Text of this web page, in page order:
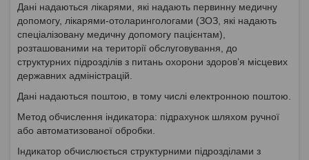
Дані надаються лікарями, які надають первинну медичну
допомогу, лікарями-отоларингологами (ЗОЗ, які надають
спеціалізовану медичну допомогу пацієнтам),
розташованими на території обслуговування, до
структурних підрозділів з питань охорони здоров’я місцевих
державних адміністрацій.
Дані надаються поштою, в тому числі електронною поштою.
Метод обчислення індикатора: підрахунок шляхом ручної
або автоматизованої обробки.
Індикатор обчислюється структурними підрозділами з